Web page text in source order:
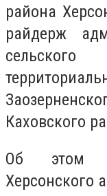
района
райдерж
сельского
Каховского
Об этом
Херсонского